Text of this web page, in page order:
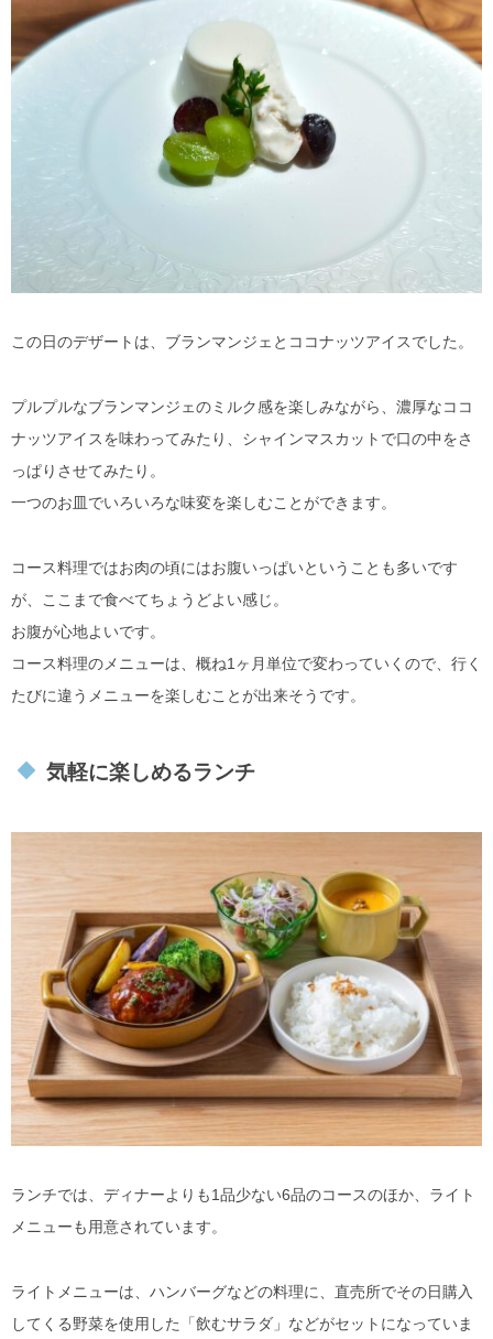
この日のデザートは、ブランマンジェとココナッツアイスでした。
プルプルなブランマンジェのミルク感を楽しみながら、濃厚なココ
ナッツアイスを味わってみたり、シャインマスカットで口の中をさ
っぱりさせてみたり。
一つのお皿でいろいろな味変を楽しむことができます。
コース料理ではお肉の頃にはお腹いっぱいということも多いです
が、ここまで食べてちょうどよい感じ。
お腹が心地よいです。
コース料理のメニューは、概ね1ヶ月単位で変わっていくので、行く
たびに違うメニューを楽しむことが出来そうです。
気軽に楽しめるランチ
ランチでは、ディナーよりも1品少ない6品のコースのほか、ライト
メニューも用意されています。
ライトメニューは、ハンバーグなどの料理に、直売所でその日購入
してくる野菜を使用した「飲むサラダ」などがセットになっていま